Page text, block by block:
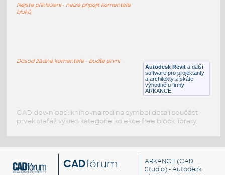
HM LayoutStudio GN1352
HM LayoutStudio GN1351 PowerEntry4-Circuit
Autodesk Revit a další
software pro projektanty
a architekty získáte
výhodně u firmy
ARKANCE
Nejste přihlášeni - nelze připojit komentáře
bloků
Dosud žádné komentáře - buďte první
CAD download: knihovna rodina symbol detail součást
prvek stafáž výkres kategorie kolekce free block library
CADfórum ARKANCE (CAD
Studio) - Autodesk